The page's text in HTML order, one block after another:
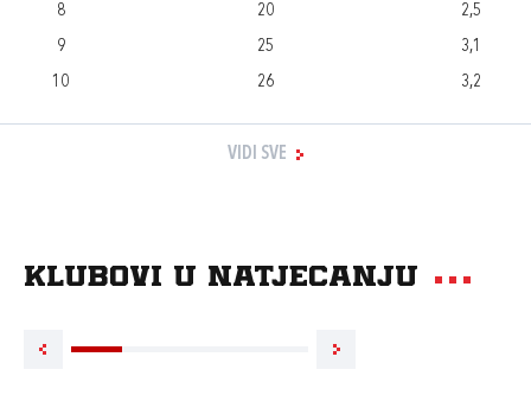
8
20
2,5
9
25
3,1
10
26 3,2
VIDI SVE
Klubovi u natjecanju